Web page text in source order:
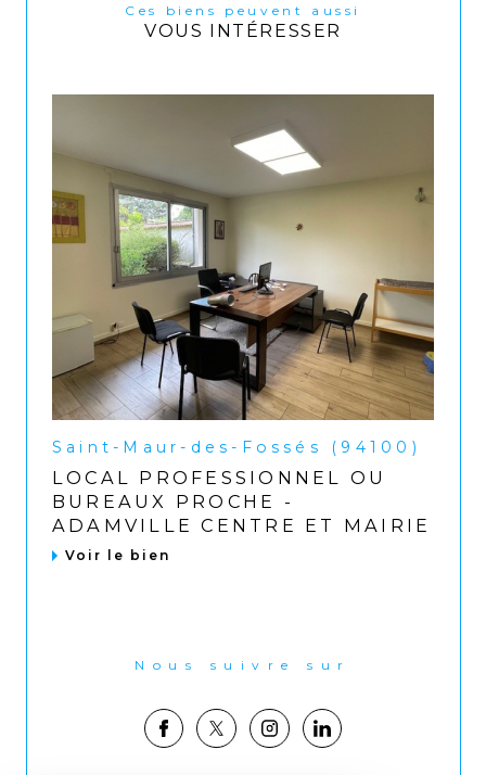
Ces biens peuvent aussi
VOUS INTÉRESSER
Saint-Maur-des-Fossés (94100)
LOCAL PROFESSIONNEL OU
BUREAUX PROCHE -
ADAMVILLE CENTRE ET MAIRIE
Voir le bien
Nous suivre sur